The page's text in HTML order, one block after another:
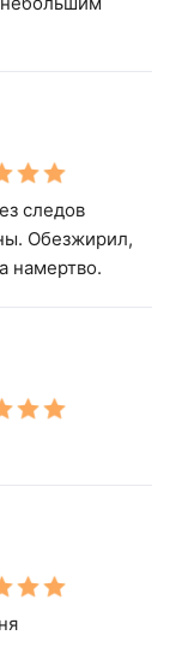
следов
Обезжирил,
намертво.